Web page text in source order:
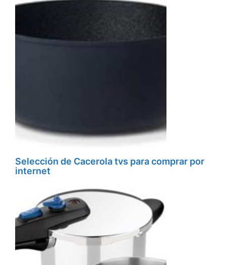
Selección de Cacerola tvs para comprar por
internet